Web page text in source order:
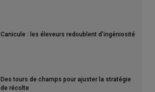
Canicule : les éleveurs redoublent d'ingéniosité
Des tours de champs pour ajuster la stratégie
de récolte